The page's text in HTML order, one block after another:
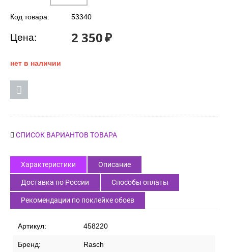
Код товара: 53340
Цена: 2 350₽
нет в наличии
СПИСОК ВАРИАНТОВ ТОВАРА
Характеристики Описание
Доставка по России Способы оплаты
Рекомендации по поклейке обоев
Артикул: 458220
Бренд: Rasch